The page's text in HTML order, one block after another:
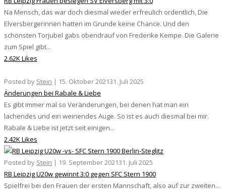
Na Mensch, das war doch diesmal wieder erfreulich ordentlich, Die
Elversbergerinnen hatten im Grunde keine Chance. Und den
schönsten Torjubel gabs obendrauf von Frederike Kempe. Die Galerie
zum Spiel gibt...
2.62K Likes
Posted by Stein | 15. Oktober 202131. Juli 2025
Änderungen bei Rabale & Liebe
Es gibt immer mal so Veränderungen, bei denen hat man ein
lachendes und ein weinendes Auge. So ist es auch diesmal bei mir.
Rabale & Liebe ist jetzt seit einigen...
2.42K Likes
Posted by Stein | 19. September 202131. Juli 2025
RB Leipzig U20w gewinnt 3:0 gegen SFC Stern 1900
Spielfrei bei den Frauen der ersten Mannschaft, also auf zur zweiten...